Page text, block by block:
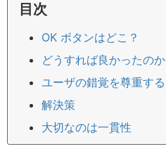
目次
OK ボタンはどこ？
どうすれば良かったのか
ユーザの錯覚を尊重する
解決策
大切なのは一貫性